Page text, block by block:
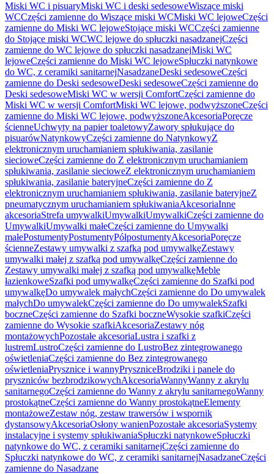
Miski WC i pisuaryMiski WC i deski sedesoweWiszące miski
WCCzęści zamienne do Wiszące miski WCMiski WC lejoweCzęści
zamienne do Miski WC lejoweStojące miski WCCzęści zamienne
do Stojące miski WCWC lejowe do spłuczki nasadzanejCzęści
zamienne do WC lejowe do spłuczki nasadzanejMiski WC
lejoweCzęści zamienne do Miski WC lejoweSpłuczki natynkowe
do WC, z ceramiki sanitarnejNasadzaneDeski sedesoweCzęści
zamienne do Deski sedesoweDeski sedesoweCzęści zamienne do
Deski sedesoweMiski WC w wersji ComfortCzęści zamienne do
Miski WC w wersji ComfortMiski WC lejowe, podwyższoneCzęści
zamienne do Miski WC lejowe, podwyższoneAkcesoriaPoręcze
ścienneUchwyty na papier toaletowyZawory spłukujące do
pisuarówNatynkowyCzęści zamienne do NatynkowyZ
elektronicznym uruchamianiem spłukiwania, zasilanie
siecioweCzęści zamienne do Z elektronicznym uruchamianiem
spłukiwania, zasilanie siecioweZ elektronicznym uruchamianiem
spłukiwania, zasilanie bateryjneCzęści zamienne do Z
elektronicznym uruchamianiem spłukiwania, zasilanie bateryjneZ
pneumatycznym uruchamianiem spłukiwaniaAkcesoriaInne
akcesoriaStrefa umywalkiUmywalkiUmywalkiCzęści zamienne do
UmywalkiUmywalki małeCzęści zamienne do Umywalki
małePostumentyPostumentyPółpostumentyAkcesoriaPoręcze
ścienneZestawy umywalki z szafką pod umywalkęZestawy
umywalki małej z szafką pod umywalkęCzęści zamienne do
Zestawy umywalki małej z szafką pod umywalkęMeble
łazienkoweSzafki pod umywalkęCzęści zamienne do Szafki pod
umywalkęDo umywalek małychCzęści zamienne do Do umywalek
małychDo umywalekCzęści zamienne do Do umywalekSzafki
boczneCzęści zamienne do Szafki boczneWysokie szafkiCzęści
zamienne do Wysokie szafkiAkcesoriaZestawy nóg
montażowychPozostałe akcesoriaLustra i szafki z
lustremLustroCzęści zamienne do LustroBez zintegrowanego
oświetleniaCzęści zamienne do Bez zintegrowanego
oświetleniaPrysznice i wannyPryszniceBrodziki i panele do
pryszniców bezbrodzikowychAkcesoriaWannyWanny z akrylu
sanitarnegoCzęści zamienne do Wanny z akrylu sanitarnegoWanny
prostokątneCzęści zamienne do Wanny prostokątneElementy
montażoweZestaw nóg, zestaw trawersów i wspornik
dystansowyAkcesoriaOsłony wanienPozostałe akcesoriaSystemy
instalacyjne i systemy spłukiwaniaSpłuczki natynkoweSpłuczki
natynkowe do WC, z ceramiki sanitarnejCzęści zamienne do
Spłuczki natynkowe do WC, z ceramiki sanitarnejNasadzaneCzęści
zamienne do Nasadzane